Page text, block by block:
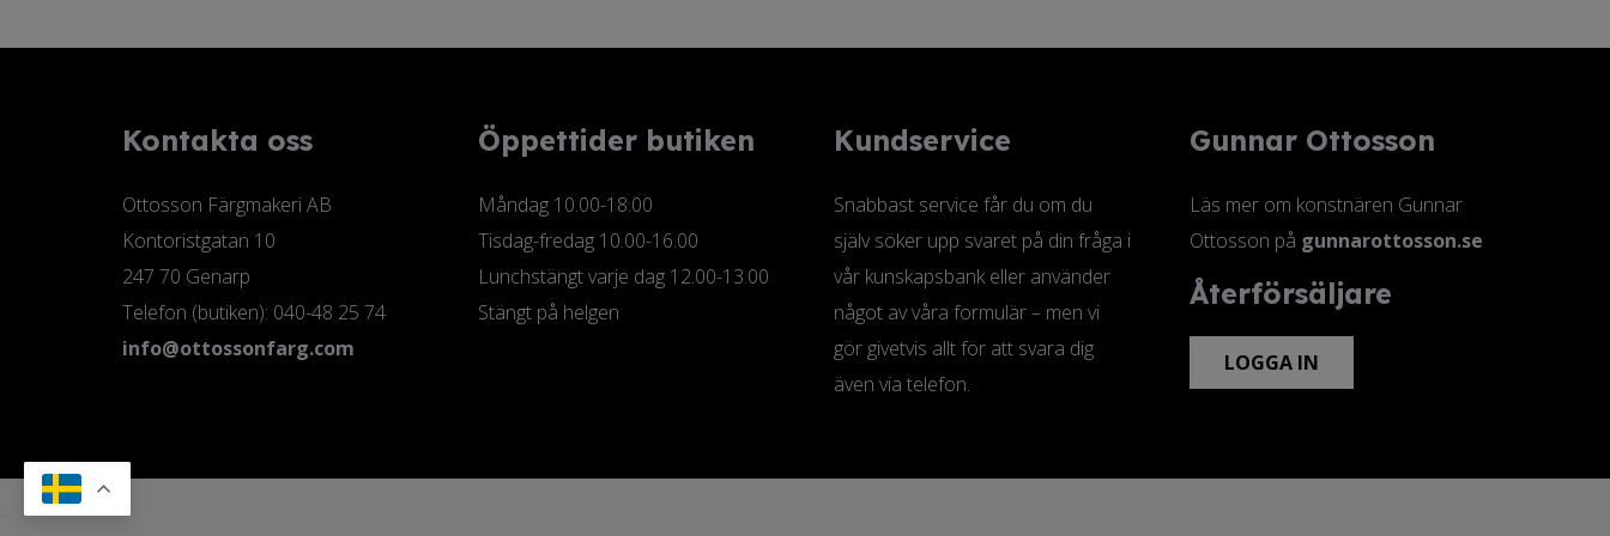
Kontakta oss
Ottosson Färgmakeri AB
Kontoristgatan 10
247 70 Genarp
Telefon (butiken): 040-48 25 74
info@ottossonfarg.com
Öppettider butiken
Måndag 10.00-18.00
Tisdag-fredag 10.00-16.00
Lunchstängt varje dag 12.00-13.00
Stängt på helgen
Kundservice
Snabbast service får du om du
själv söker upp svaret på din fråga i
vår kunskapsbank eller använder
något av våra formulär – men vi
gör givetvis allt för att svara dig
även via telefon.
Gunnar Ottosson
Läs mer om konstnären Gunnar
Ottosson på gunnarottosson.se
Återförsäljare
LOGGA IN